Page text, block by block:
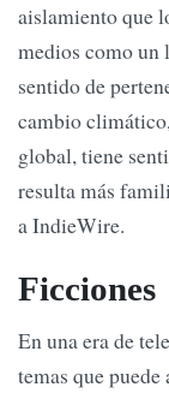
aislamiento que
medios como un
sentido de
cambio
global, tiene
resulta más
a IndieWire.
Ficciones
En una era de
temas que